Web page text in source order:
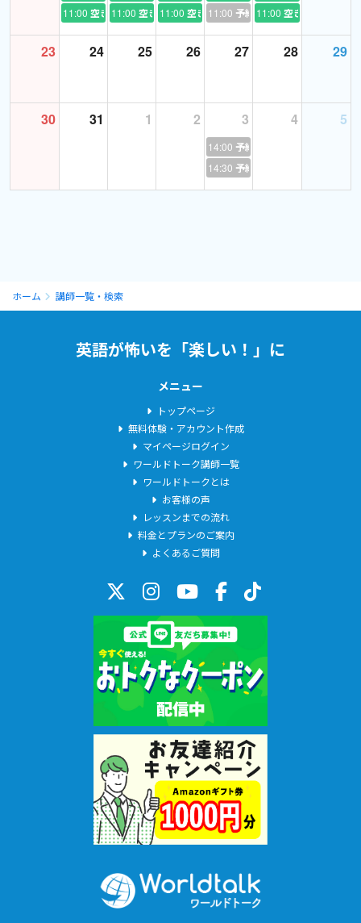
ていますが、度重なる予約の変更等はお控えいただきますようお
願いします。
【経歴】
中学英語、帰国子女入試の英文エッセイ指導、TOEFL対策、フォ
③マンツーマン個人レッスン
英語の学習は中学の授業でThis is a pen.から始め、最初は苦手教
科でした。高校生のときにマレーシアに1年間留学し、このときは
英語ではなくマレー語を勉強しましたが、実践的な場での言語の
習得機会という意味では、その後の英語学習に大きく影響してい
ます。英語圏の国にも行ってみたくて、大学でアメリカへ。英語力
が飛躍的に伸びたのは、やはり大学時代で、英語と同時に論理的
な思考力、そしてメンタリティも鍛えられました！
★講師以外の仕事など
府機関で秘書業務をしていました。現在も中東の会社でお仕事を
また、社会人10年目でニューヨークの料理学校に留学し、現地の
レストランでインターンとして働いた経験も。暮らしたことのあ
る国は、マレーシア、香港、アメリカ。最近は国内旅行が多いです
さいごに、、、、
の奥底に眠っているかもしれませんが、知っている単語も、知って
いる文法もたくさんあります。ぜひ、これら手持ちの知識を有効
11:00 空き 11:00 空き 11:00 空き 11:00 予約あり
11:00 空き
23 24 25 26 27 28 29
30 31 1 2 3
14:00 予約あり
14:30 予約あり
4 5
ホーム 講師一覧・検索
英語が怖いを「楽しい！」に
メニュー
トップページ
無料体験・アカウント作成
マイページログイン
ワールドトーク講師一覧
ワールドトークとは
お客様の声
レッスンまでの流れ
料金とプランのご案内
よくあるご質問